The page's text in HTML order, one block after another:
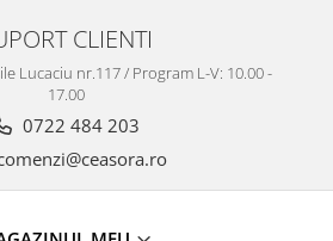
CLIENTI
Lucaciu nr.117 / Program L-V: 10.00 -
17.00
0722 484 203